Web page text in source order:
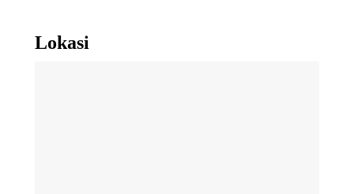
Lokasi